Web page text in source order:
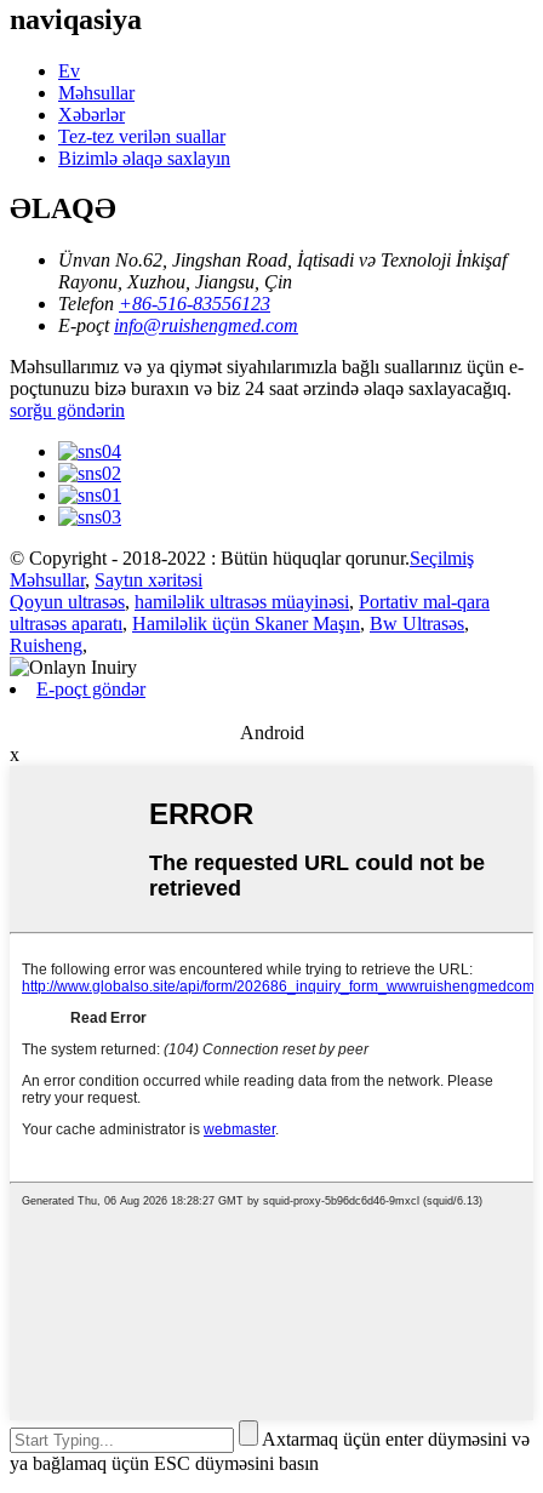
naviqasiya
Ev
Məhsullar
Xəbərlər
Tez-tez verilən suallar
Bizimlə əlaqə saxlayın
ƏLAQƏ
Ünvan No.62, Jingshan Road, İqtisadi və Texnoloji İnkişaf
Rayonu, Xuzhou, Jiangsu, Çin
Telefon +86-516-83556123
E-poçt info@ruishengmed.com
Məhsullarımız və ya qiymət siyahılarımızla bağlı suallarınız üçün e-
poçtunuzu bizə buraxın və biz 24 saat ərzində əlaqə saxlayacağıq.
sorğu göndərin
© Copyright - 2018-2022 : Bütün hüquqlar qorunur.Seçilmiş
Məhsullar, Saytın xəritəsi
Qoyun ultrasəs, hamiləlik ultrasəs müayinəsi, Portativ mal-qara
ultrasəs aparatı, Hamiləlik üçün Skaner Maşın, Bw Ultrasəs,
Ruisheng,
E-poçt göndər
Android
x
Axtarmaq üçün enter düyməsini və
ya bağlamaq üçün ESC düyməsini basın